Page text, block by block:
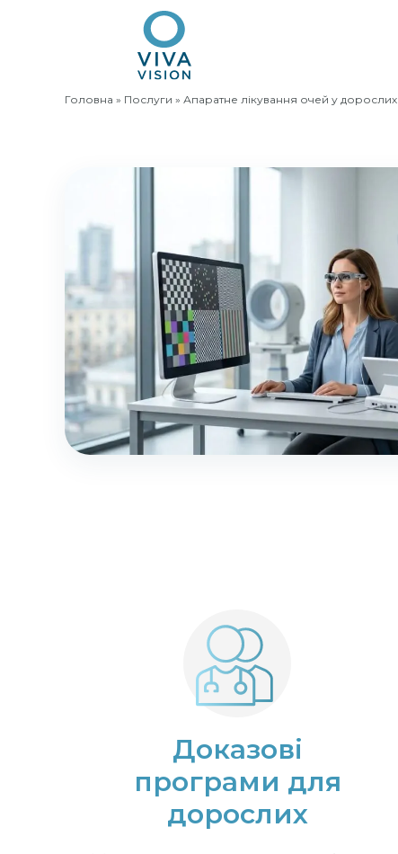
Головна » Послуги » Апаратне лікування очей у дорослих
Доказові
програми для
дорослих